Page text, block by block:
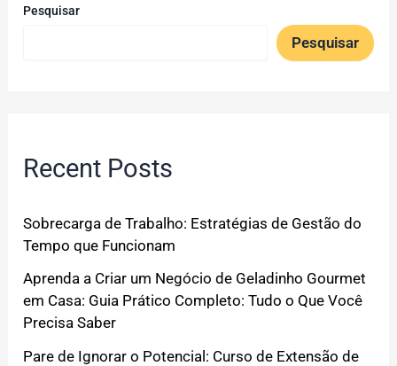
Pesquisar
Pesquisar
Recent Posts
Sobrecarga de Trabalho: Estratégias de Gestão do
Tempo que Funcionam
Aprenda a Criar um Negócio de Geladinho Gourmet
em Casa: Guia Prático Completo: Tudo o Que Você
Precisa Saber
Pare de Ignorar o Potencial: Curso de Extensão de